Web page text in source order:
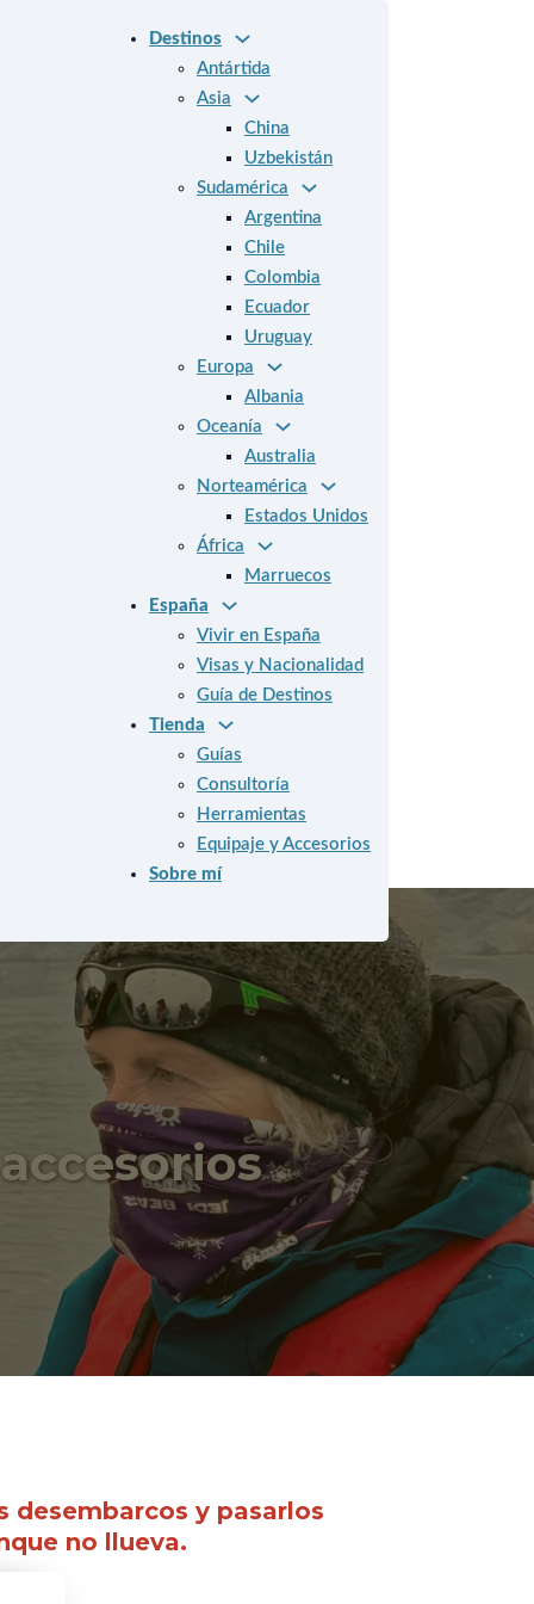
Destinos
Antártida
Asia
China
Uzbekistán
Sudamérica
Argentina
Chile
Colombia
Ecuador
Uruguay
Europa
Albania
Oceanía
Australia
Norteamérica
Estados Unidos
África
Marruecos
España
Vivir en España
Visas y Nacionalidad
Guía de Destinos
Tienda
Guías
Consultoría
Herramientas
Equipaje y Accesorios
Sobre mí
desembarcos y pasarlos
no llueva.